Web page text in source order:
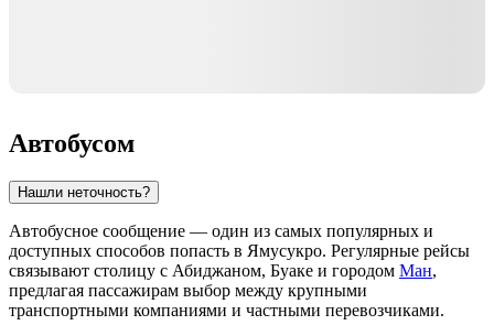
Автобусом
Нашли неточность?
Автобусное сообщение — один из самых популярных и
доступных способов попасть в Ямусукро. Регулярные рейсы
связывают столицу с Абиджаном, Буаке и городом Ман,
предлагая пассажирам выбор между крупными
транспортными компаниями и частными перевозчиками.